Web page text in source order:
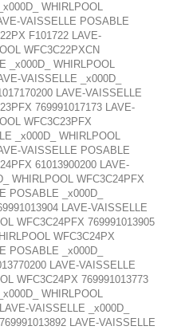
WHIRLPOOL
VAISSELLE POSABLE
F101722 LAVE-
WFC3C22PXCN
_x000D_ WHIRLPOOL
VAISSELLE _x000D_
LAVE-VAISSELLE
769991017173 LAVE-
WFC3C23PFX
_x000D_ WHIRLPOOL
VAISSELLE POSABLE
61013900200 LAVE-
WHIRLPOOL WFC3C24PFX
POSABLE _x000D_
LAVE-VAISSELLE
WFC3C24PFX 769991013905
WFC3C24PX
POSABLE _x000D_
LAVE-VAISSELLE
WFC3C24PX 769991013773
WHIRLPOOL
VAISSELLE _x000D_
LAVE-VAISSELLE